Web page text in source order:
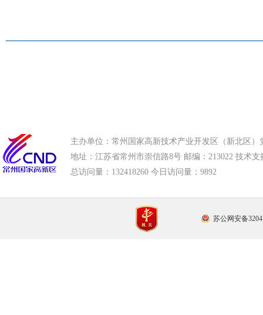
主办单位：常州国家高新技术产业开发区（新北区）
地址：江苏省常州市崇信路8号 邮编：213022 技术支
总访问量： 132418260 今日访问量： 9892
苏公网安备